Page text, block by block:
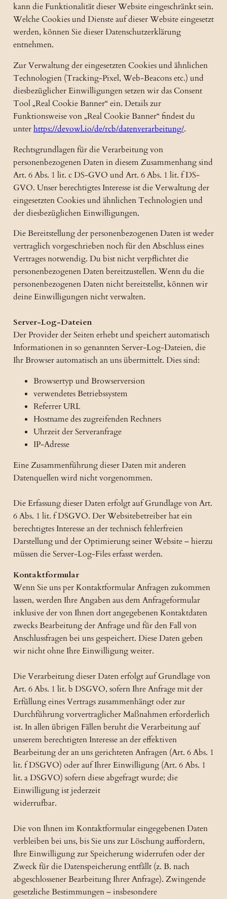
kann die Funktionalität dieser Website eingeschränkt sein.
Welche Cookies und Dienste auf dieser Website eingesetzt
werden, können Sie dieser Datenschutzerklärung
entnehmen.
Zur Verwaltung der eingesetzten Cookies und ähnlichen
Technologien (Tracking-Pixel, Web-Beacons etc.) und
diesbezüglicher Einwilligungen setzen wir das Consent
Tool „Real Cookie Banner“ ein. Details zur
Funktionsweise von „Real Cookie Banner“ findest du
unterhttps://devowl.io/de/rcb/datenverarbeitung/.
Rechtsgrundlagen für die Verarbeitung von
personenbezogenen Daten in diesem Zusammenhang sind
Art. 6 Abs. 1 lit. c DS-GVO und Art. 6 Abs. 1 lit. f DS-
GVO. Unser berechtigtes Interesse ist die Verwaltung der
eingesetzten Cookies und ähnlichen Technologien und
der diesbezüglichen Einwilligungen.
Die Bereitstellung der personenbezogenen Daten ist weder
vertraglich vorgeschrieben noch für den Abschluss eines
Vertrages notwendig. Du bist nicht verpflichtet die
personenbezogenen Daten bereitzustellen. Wenn du die
personenbezogenen Daten nicht bereitstellst, können wir
deine Einwilligungen nicht verwalten.
Server-Log-Dateien
Der Provider der Seiten erhebt und speichert automatisch
Informationen in so genannten Server-Log-Dateien, die
Ihr Browser automatisch an uns übermittelt. Dies sind:
Browsertyp und Browserversion
verwendetes Betriebssystem
Referrer URL
Hostname des zugreifenden Rechners
Uhrzeit der Serveranfrage
IP-Adresse
Eine Zusammenführung dieser Daten mit anderen
Datenquellen wird nicht vorgenommen.
Die Erfassung dieser Daten erfolgt auf Grundlage von Art.
6 Abs. 1 lit. f DSGVO. Der Websitebetreiber hat ein
berechtigtes Interesse an der technisch fehlerfreien
Darstellung und der Optimierung seiner Website – hierzu
müssen die Server-Log-Files erfasst werden.
Kontaktformular
Wenn Sie uns per Kontaktformular Anfragen zukommen
lassen, werden Ihre Angaben aus dem Anfrageformular
inklusive der von Ihnen dort angegebenen Kontaktdaten
zwecks Bearbeitung der Anfrage und für den Fall von
Anschlussfragen bei uns gespeichert. Diese Daten geben
wir nicht ohne Ihre Einwilligung weiter.
Die Verarbeitung dieser Daten erfolgt auf Grundlage von
Art. 6 Abs. 1 lit. b DSGVO, sofern Ihre Anfrage mit der
Erfüllung eines Vertrags zusammenhängt oder zur
Durchführung vorvertraglicher Maßnahmen erforderlich
ist. In allen übrigen Fällen beruht die Verarbeitung auf
unserem berechtigten Interesse an der effektiven
Bearbeitung der an uns gerichteten Anfragen (Art. 6 Abs. 1
lit. f DSGVO) oder auf Ihrer Einwilligung (Art. 6 Abs. 1
lit. a DSGVO) sofern diese abgefragt wurde; die
Einwilligung ist jederzeit
widerrufbar.
Die von Ihnen im Kontaktformular eingegebenen Daten
verbleiben bei uns, bis Sie uns zur Löschung auffordern,
Ihre Einwilligung zur Speicherung widerrufen oder der
Zweck für die Datenspeicherung entfällt (z. B. nach
abgeschlossener Bearbeitung Ihrer Anfrage). Zwingende
gesetzliche Bestimmungen – insbesondere